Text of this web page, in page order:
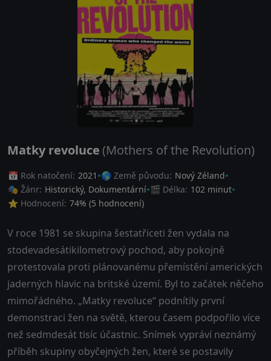
Matky revoluce (Mothers of the Revolution)
📅 Rok natočení: 2021 🌎 Země původu: Nový Zéland
🎭 Žánr: Historický, Dokumentární 🎬 Délka: 102 minut
⭐ Hodnocení: 74% (5 hodnocení)
V roce 1981 se skupina šestatřiceti žen vydala na
stodevadesátikilometrový pochod, aby pokojně
protestovala proti plánovanému přemístění amerických
jaderných hlavic na britské území. Byl to začátek něčeho
mimořádného. „Matky revoluce“ podnítily první
demonstraci žen na světě, kterou časem podpořilo více
než sedmdesát tisíc účastnic. Snímek vypráví neznámý
příběh skupiny obyčejných žen, které se postavily